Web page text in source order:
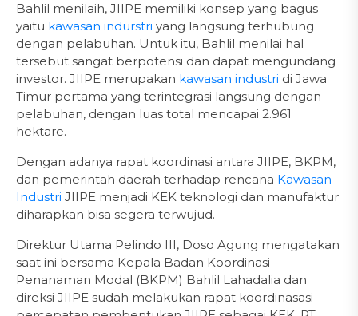
Bahlil menilaih, JIIPE memiliki konsep yang bagus
yaitu kawasan indurstri yang langsung terhubung
dengan pelabuhan. Untuk itu, Bahlil menilai hal
tersebut sangat berpotensi dan dapat mengundang
investor. JIIPE merupakan kawasan industri di Jawa
Timur pertama yang terintegrasi langsung dengan
pelabuhan, dengan luas total mencapai 2.961
hektare.
Dengan adanya rapat koordinasi antara JIIPE, BKPM,
dan pemerintah daerah terhadap rencana Kawasan
Industri JIIPE menjadi KEK teknologi dan manufaktur
diharapkan bisa segera terwujud.
Direktur Utama Pelindo III, Doso Agung mengatakan
saat ini bersama Kepala Badan Koordinasi
Penanaman Modal (BKPM) Bahlil Lahadalia dan
direksi JIIPE sudah melakukan rapat koordinasasi